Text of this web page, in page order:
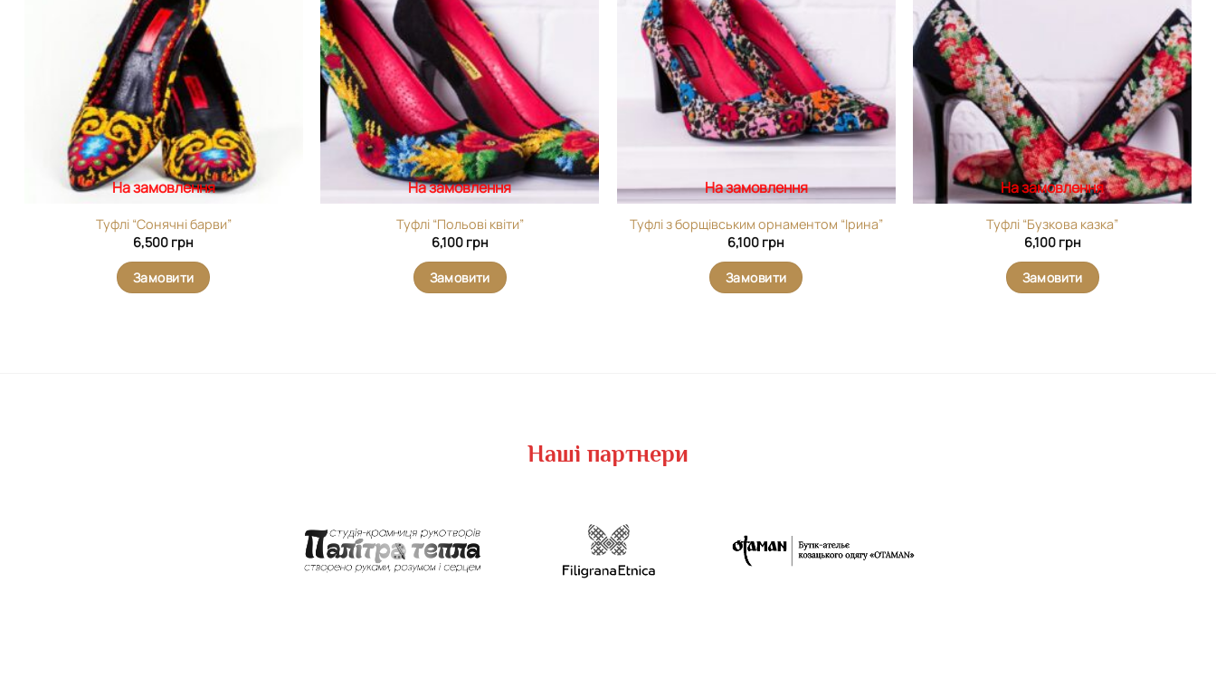
На замовлення
Туфлі “Сонячні барви”
6,500 грн
Замовити
На замовлення
Туфлі “Польові квіти”
6,100 грн
Замовити
На замовлення
Туфлі з борщівським орнаментом “Ірина”
6,100 грн
Замовити
На замовлення
Туфлі “Бузкова казка”
6,100 грн
Замовити
Наші партнери